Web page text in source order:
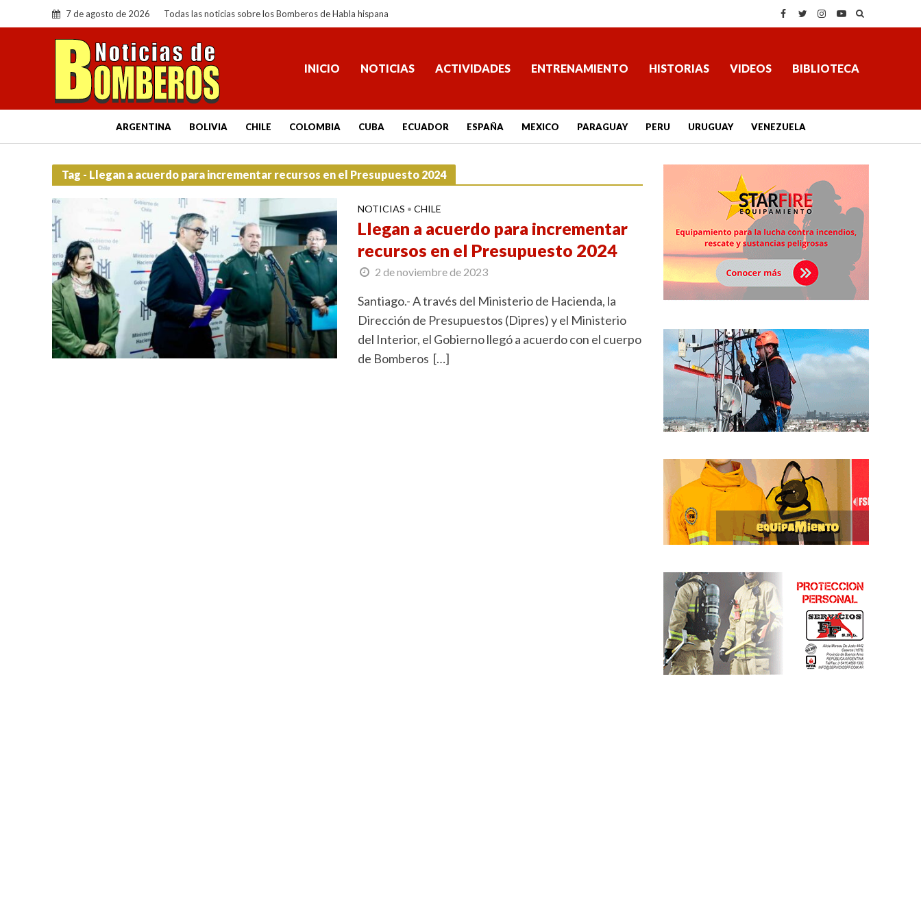
7 de agosto de 2026 Todas las noticias sobre los Bomberos de Habla hispana
INICIO NOTICIAS ACTIVIDADES ENTRENAMIENTO HISTORIAS VIDEOS BIBLIOTECA
ARGENTINA BOLIVIA CHILE COLOMBIA CUBA ECUADOR ESPAÑA MEXICO PARAGUAY PERU URUGUAY VENEZUELA
Tag - Llegan a acuerdo para incrementar recursos en el Presupuesto 2024
NOTICIAS • CHILE
Llegan a acuerdo para incrementar
recursos en el Presupuesto 2024
2 de noviembre de 2023
Santiago.- A través del Ministerio de Hacienda, la
Dirección de Presupuestos (Dipres) y el Ministerio
del Interior, el Gobierno llegó a acuerdo con el cuerpo
de Bomberos […]